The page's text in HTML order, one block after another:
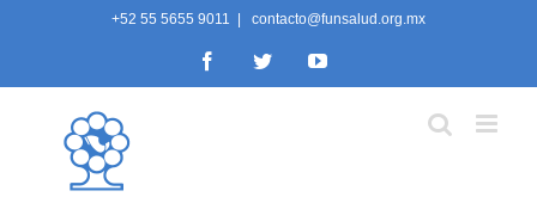
+52 55 5655 9011 contacto@funsalud.org.mx
FacebookTwitterYouTube